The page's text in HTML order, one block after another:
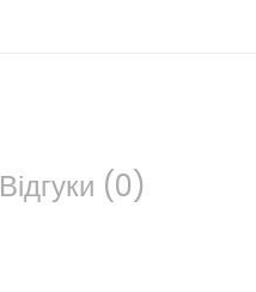
Відгуки (0)